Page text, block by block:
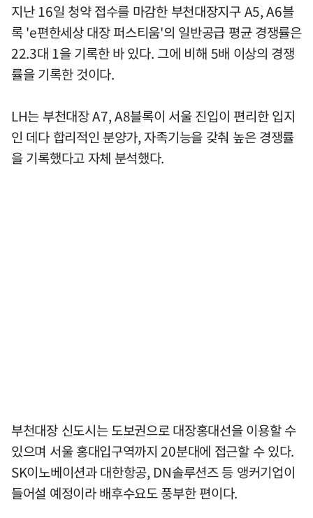
지난 16일 청약 접수를 마감한 부천대장지구 A5, A6블
록 'e편한세상 대장 퍼스티움'의 일반공급 평균 경쟁률은
22.3대 1을 기록한 바 있다. 그에 비해 5배 이상의 경쟁
률을 기록한 것이다.
LH는 부천대장 A7, A8블록이 서울 진입이 편리한 입지
인 데다 합리적인 분양가, 자족기능을 갖춰 높은 경쟁률
을 기록했다고 자체 분석했다.
부천대장 신도시는 도보권으로 대장홍대선을 이용할 수
있으며 서울 홍대입구역까지 20분대에 접근할 수 있다.
SK이노베이션과 대한항공, DN솔루션즈 등 앵커기업이
들어설 예정이라 배후수요도 풍부한 편이다.